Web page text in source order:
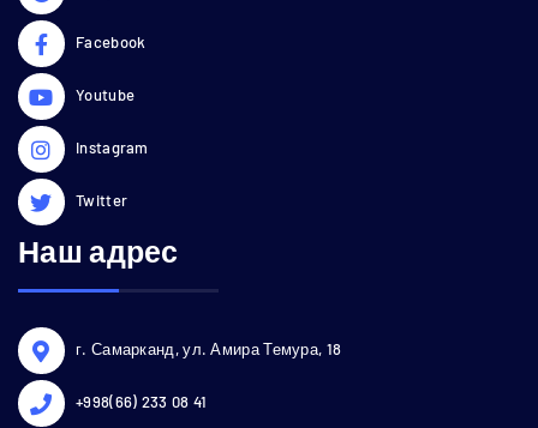
Facebook
Youtube
Instagram
Twitter
Наш адрес
г. Самарканд, ул. Амира Темура, 18
+998(66) 233 08 41